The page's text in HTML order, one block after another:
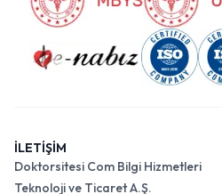
İLETİŞİM
Doktorsitesi Com Bilgi Hizmetleri
Teknoloji ve Ticaret A.Ş.